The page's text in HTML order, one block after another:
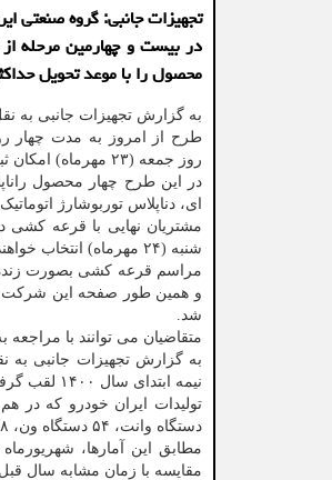
در بیست و چهارمین مرحله
محصول را با موعد تحویل
به گزارش تجهیزات جانبی به
طرح از امروز به مدت چهار
روز جمعه (۲۳ مهرماه) امکان ثبت نام اولیه برای متقاضیان وجود دارد.
ای، دناپلاس توربوشارژ
مشتریان نهایی با قرعه کشی
شنبه (۲۴ مهرماه) انتخاب خواهند شد.
شد.
متقاضیان می توانند با مراجعه
نیمه ابتدای سال ۱۴۰۰ لقب گرفت.
دستگاه وانت، ۵۴ دستگاه ون، ۲۹۸ دستگاه مینی بوس، میدل باس و اتوبوس و یک هزار و ۸۵۴ دستگاه کامیونت، کامیون و کشنده است.
مقایسه با زمان مشابه سال